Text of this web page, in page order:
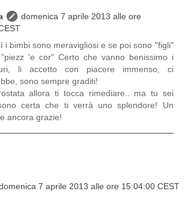
domenica 7 aprile 2013 alle ore
i bimbi sono meravigliosi e se poi sono "figli"
'e cor" Certo che vanno benissimo i
li accetto con piacere immenso, ci
sono sempre graditi!
allora ti tocca rimediare.. ma tu sei
certa che ti verrà uno splendore! Un
ancora grazie!
7 aprile 2013 alle ore 15:04:00 CEST